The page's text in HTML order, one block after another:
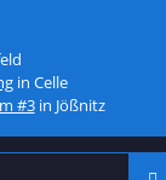
in Celle
#3in Jößnitz